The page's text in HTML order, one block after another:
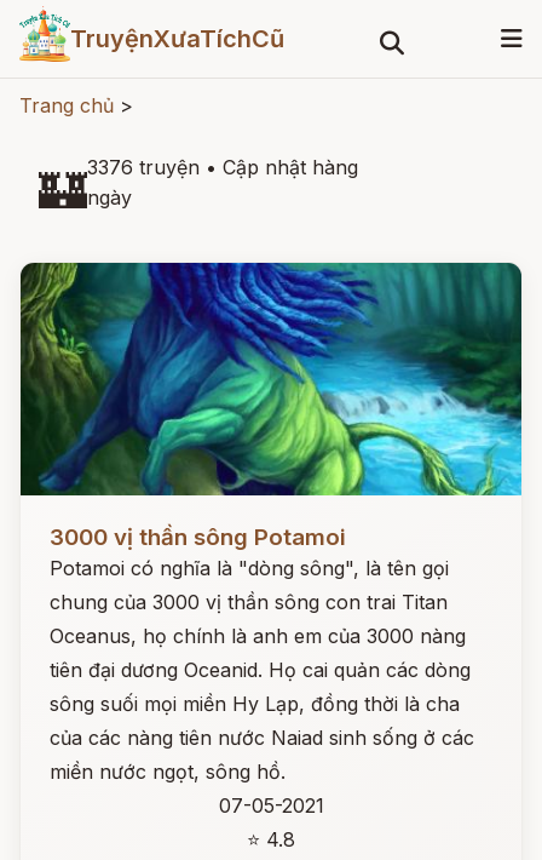
TruyệnXưaTíchCũ
Trang chủ >
🏰3376 truyện • Cập nhật hàng
ngày
3000 vị thần sông Potamoi
Potamoi có nghĩa là "dòng sông", là tên gọi
chung của 3000 vị thần sông con trai Titan
Oceanus, họ chính là anh em của 3000 nàng
tiên đại dương Oceanid. Họ cai quản các dòng
sông suối mọi miền Hy Lạp, đồng thời là cha
của các nàng tiên nước Naiad sinh sống ở các
miền nước ngọt, sông hồ.
07-05-2021
⭐ 4.8